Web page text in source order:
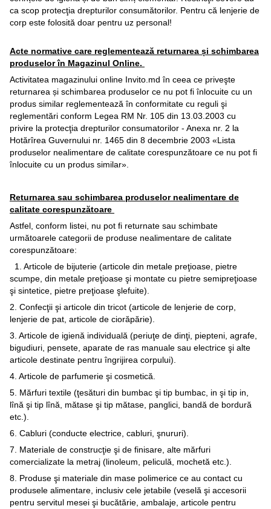
ca scop protecţia drepturilor consumătorilor. Pentru că lenjerie de
corp este folosită doar pentru uz personal!
Acte normative care reglementează returnarea și schimbarea
produselor în Magazinul Online.
Activitatea magazinului online Invito.md în ceea ce priveşte
returnarea și schimbarea produselor ce nu pot fi înlocuite cu un
produs similar reglementează în conformitate cu reguli şi
reglementări conform Legea RM Nr. 105 din 13.03.2003 cu
privire la protecţia drepturilor consumatorilor - Anexa nr. 2 la
Hotărîrea Guvernului nr. 1465 din 8 decembrie 2003 «Lista
produselor nealimentare de calitate corespunzătoare ce nu pot fi
înlocuite cu un produs similar».
Returnarea sau schimbarea produselor nealimentare de
calitate corespunzătoare
Astfel, conform listei, nu pot fi returnate sau schimbate
următoarele categorii de produse nealimentare de calitate
corespunzătoare:
1. Articole de bijuterie (articole din metale preţioase, pietre
scumpe, din metale preţioase şi montate cu pietre semipreţioase
şi sintetice, pietre preţioase şlefuite).
2. Confecţii şi articole din tricot (articole de lenjerie de corp,
lenjerie de pat, articole de ciorăpărie).
3. Articole de igienă individuală (periuţe de dinţi, piepteni, agrafe,
bigudiuri, pensete, aparate de ras manuale sau electrice şi alte
articole destinate pentru îngrijirea corpului).
4. Articole de parfumerie şi cosmetică.
5. Mărfuri textile (ţesături din bumbac şi tip bumbac, in şi tip in,
lînă şi tip lînă, mătase şi tip mătase, panglici, bandă de bordură
etc.).
6. Cabluri (conducte electrice, cabluri, şnururi).
7. Materiale de construcţie şi de finisare, alte mărfuri
comercializate la metraj (linoleum, peliculă, mochetă etc.).
8. Produse şi materiale din mase polimerice ce au contact cu
produsele alimentare, inclusiv cele jetabile (veselă şi accesorii
pentru servitul mesei şi bucătărie, ambalaje, articole pentru